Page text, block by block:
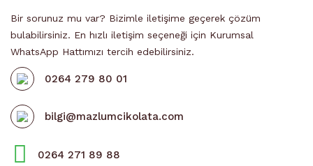
Bir sorunuz mu var? Bizimle iletişime geçerek çözüm
bulabilirsiniz. En hızlı iletişim seçeneği için Kurumsal
WhatsApp Hattımızı tercih edebilirsiniz.
0264 279 80 01
bilgi@mazlumcikolata.com
0264 271 89 88